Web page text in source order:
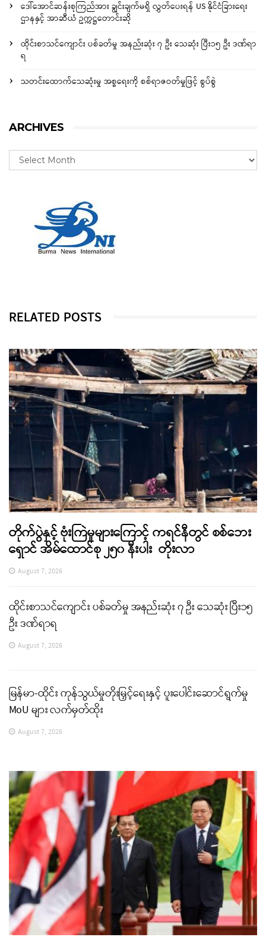
ဒေါ်အောင်ဆန်းစုကြည်အား ချွင်းချက်မရှိ လွှတ်ပေးရန် US နိုင်ငံခြားရေး
ဌာနနှင့် အာဆီယံ ဥက္ကဋ္ဌတောင်းဆို
ထိုင်းစာသင်ကျောင်း ပစ်ခတ်မှု အနည်းဆုံး ၇ ဦး သေဆုံး ပြီး၁၅ ဦး ဒဏ်ရာ
ရ
သတင်းထောက်သေဆုံးမှု အစ္စရေးကို စစ်ရာဇဝတ်မှုဖြင့် စွပ်စွဲ
ARCHIVES
RELATED POSTS
တိုက်ပွဲနှင့် ဗုံးကြဲမှုများကြောင့် ကရင်နီတွင် စစ်ဘေး
ရှောင် အိမ်ထောင်စု ၂၅၀ နီးပါး တိုးလာ
August 7, 2026
ထိုင်းစာသင်ကျောင်း ပစ်ခတ်မှု အနည်းဆုံး ၇ ဦး သေဆုံး ပြီး၁၅
ဦး ဒဏ်ရာရ
August 7, 2026
မြန်မာ-ထိုင်း ကုန်သွယ်မှုတိုးမြှင့်ရေးနှင့် ပူးပေါင်းဆောင်ရွက်မှု
MoU များ လက်မှတ်ထိုး
August 7, 2026